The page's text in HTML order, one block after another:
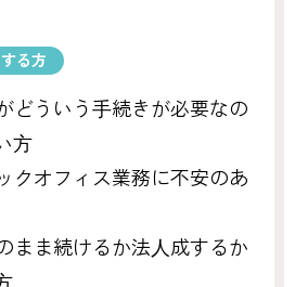
る方
どういう⼿続きが必要なの
⽅
クオフィス業務に不安のあ
まま続けるか法⼈成するか